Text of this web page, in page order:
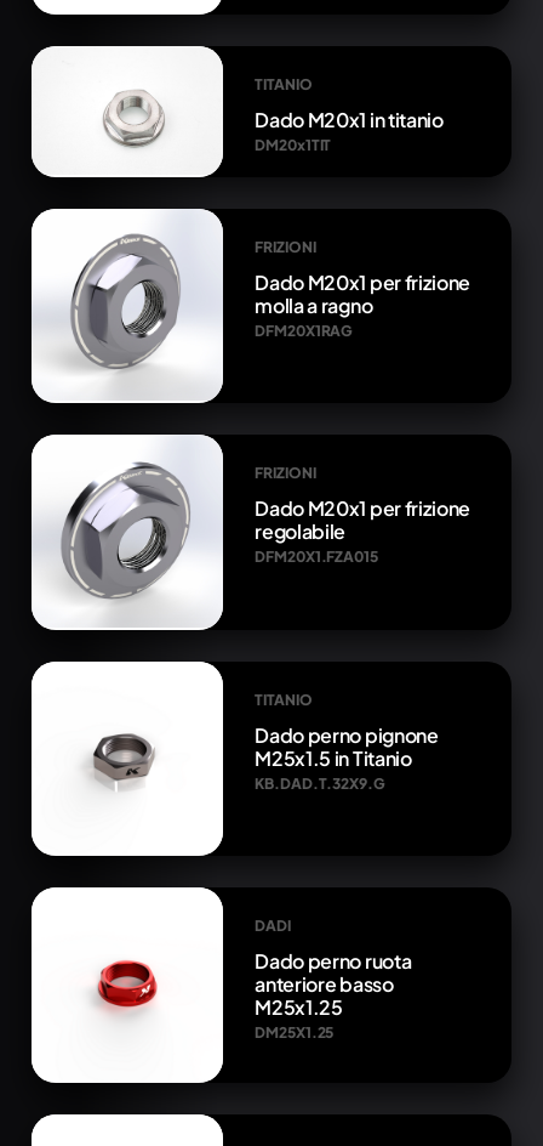
TITANIO
Dado M20x1 in titanio
DM20x1TIT
FRIZIONI
Dado M20x1 per frizione
molla a ragno
DFM20X1RAG
FRIZIONI
Dado M20x1 per frizione
regolabile
DFM20X1.FZA015
TITANIO
Dado perno pignone
M25x1.5 in Titanio
KB.DAD.T.32X9.G
DADI
Dado perno ruota
anteriore basso
M25x1.25
DM25X1.25